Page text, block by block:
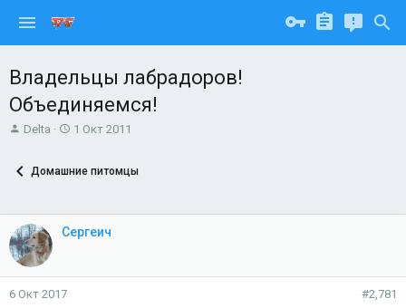
Владельцы лабрадоров!
Объединяемся!
А
о
е
м
ы
Delta
Д
а
ч
а
а
1 Окт 2011
Домашние питомцы
Сергеич
6 Окт 2017 #2,781